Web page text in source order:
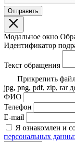
Отправить
Модальное окно
Идентификатор
Текст обращения
Прикрепить
jpg, png, pdf, zip, rar
ФИО
Телефон
E-mail
Я ознакомлен и
персональных